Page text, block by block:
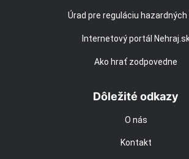
Úrad pre reguláciu hazardných
Internetový portál
Ako hrať zodpovedne
Dôležité odkazy
O nás
Kontakt